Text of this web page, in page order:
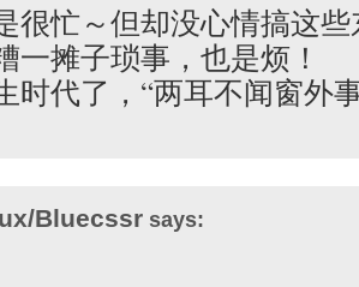
很忙～但却没心情搞这
一摊子琐事，也是烦！
时代了，“两耳不闻窗外
Bluecssr says: